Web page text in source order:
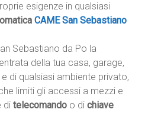
esigenze in qualsiasi
CAME San Sebastiano
Sebastiano da Po la
della tua casa, garage,
di qualsiasi ambiente privato,
limiti gli accessi a mezzi e
ditelecomando o dichiave